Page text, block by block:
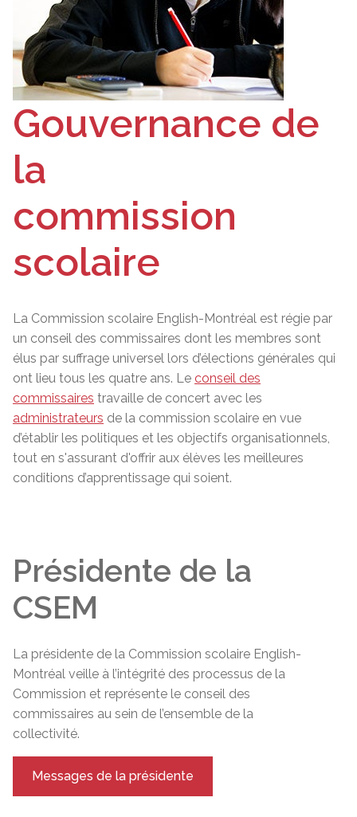
Gouvernance de
la
commission
scolaire
La Commission scolaire English-Montréal est régie par
un conseil des commissaires dont les membres sont
élus par suffrage universel lors d’élections générales qui
ont lieu tous les quatre ans. Le conseil des
commissaires travaille de concert avec les
administrateurs de la commission scolaire en vue
d’établir les politiques et les objectifs organisationnels,
tout en s'assurant d'offrir aux élèves les meilleures
conditions d’apprentissage qui soient.
Présidente de la
CSEM
La présidente de la Commission scolaire English-
Montréal veille à l’intégrité des processus de la
Commission et représente le conseil des
commissaires au sein de l’ensemble de la
collectivité.
Messages de la présidente